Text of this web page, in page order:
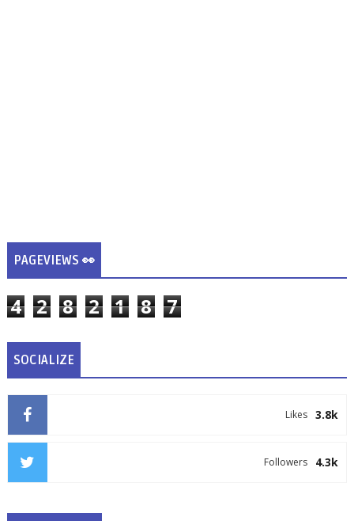
PAGEVIEWS 👀
4 2 8 2 1 8 7
SOCIALIZE
3.8k
Likes
4.3k
Followers